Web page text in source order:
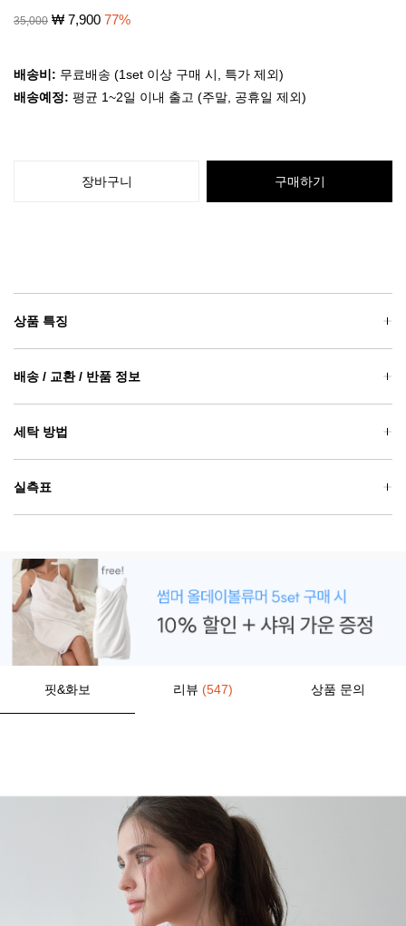
35,000 ₩ 7,900 77%
배송비: 무료배송 (1set 이상 구매 시, 특가 제외)
배송예정: 평균 1~2일 이내 출고 (주말, 공휴일 제외)
장바구니 구매하기
상품 특징
배송 / 교환 / 반품 정보
세탁 방법
실측표
핏&화보 리뷰 (547) 상품 문의